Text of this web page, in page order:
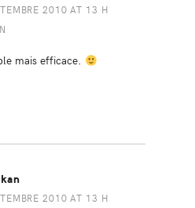
2010 AT 13 H
mais efficace.
2010 AT 13 H